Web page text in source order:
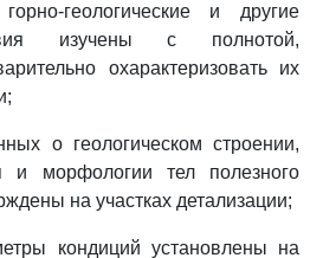
горно-геологические и другие
изучены с полнотой,
охарактеризовать их
о геологическом строении,
и морфологии тел полезного
на участках детализации;
кондиций установлены на